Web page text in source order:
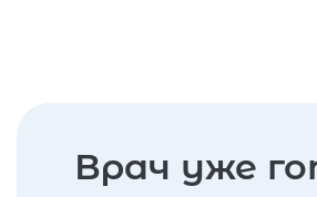
Врач уже